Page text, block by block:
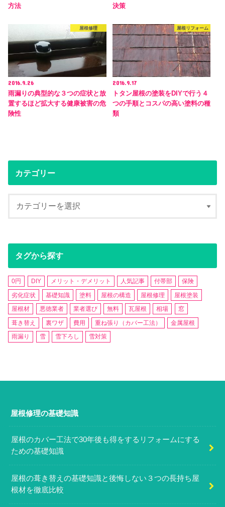
方法
決策
屋根修理
2016.9.26
雨漏りの典型的な３つの症状と放
置するほど拡大する健康被害の危
険性
屋根リフォーム
2016.9.17
トタン屋根の塗装をDIYで行う４
つの手順とコスパの高い塗料の種
類
カテゴリー
タグから探す
0円 DIY メリット・デメリット 人気記事 付帯部
保険
劣化症状
基礎知識 塗料 屋根の構造 屋根修理
屋根塗装
屋根材
悪徳業者 業者選び 無料 瓦屋根 相場
窓
葺き替え
裏ワザ 費用 重ね張り（カバー工法）
金属屋根
雨漏り
雪 雪下ろし 雪対策
屋根修理の基礎知識
屋根のカバー工法で30年後も得をするリフォームにする
ための基礎知識
屋根の葺き替えの基礎知識と後悔しない３つの長持ち屋
根材を徹底比較